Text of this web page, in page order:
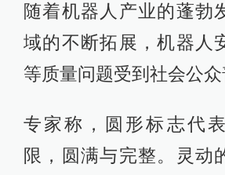
随着机器人产业的蓬勃
域的不断拓展，机器人
等质量问题受到社会公众
专家称，圆形标志代
限，圆满与完整。灵动